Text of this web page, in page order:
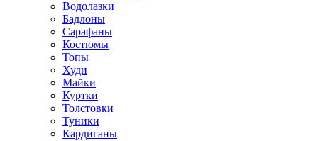
Водолазки
Бадлоны
Сарафаны
Костюмы
Топы
Худи
Майки
Куртки
Толстовки
Туники
Кардиганы